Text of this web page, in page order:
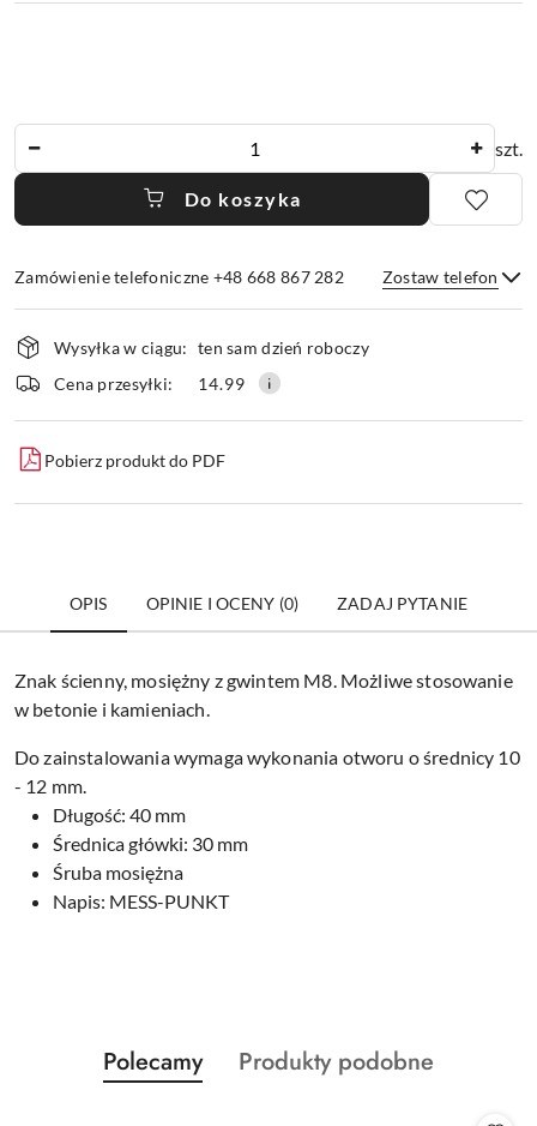
szt.
Do koszyka
Zamówienie telefoniczne +48 668 867 282 Zostaw telefon
Wyślij
Dostępność
i
dostawa
Wysyłka w ciągu: ten sam dzień roboczy
Cena przesyłki:
14.99
Pobierz produkt do PDF
OPIS OPINIE I OCENY (0) ZADAJ PYTANIE
Znak ścienny, mosiężny z gwintem M8. Możliwe stosowanie
w betonie i kamieniach.
Do zainstalowania wymaga wykonania otworu o średnicy 10
- 12 mm.
Długość: 40 mm
Średnica główki: 30 mm
Śruba mosiężna
Napis: MESS-PUNKT
Pomiń karuzelę produktów
Produkty
o
Polecamy
Produkty
Produkty podobne